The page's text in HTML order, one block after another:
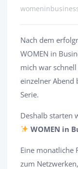
Nach dem
WOMEN in
mich war
einzelner Abend
Serie.
Deshalb starten
WOMEN in
Eine monatliche
zum